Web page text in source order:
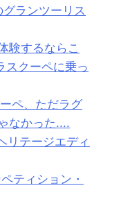
ランツーリス
験するならこ
スクーペに乗っ
ペ、ただラグ
なかった....
リテージエディ
ティション・